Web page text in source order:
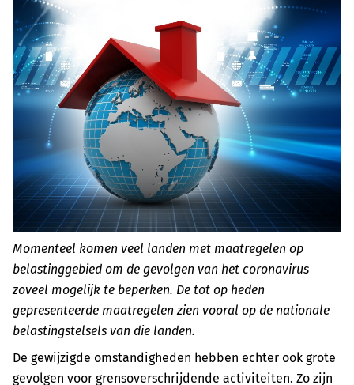
Momenteel komen veel landen met maatregelen op
belastinggebied om de gevolgen van het coronavirus
zoveel mogelijk te beperken. De tot op heden
gepresenteerde maatregelen zien vooral op de nationale
belastingstelsels van die landen.
De gewijzigde omstandigheden hebben echter ook grote
gevolgen voor grensoverschrijdende activiteiten. Zo zijn